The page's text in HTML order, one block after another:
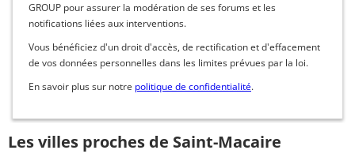
GROUP pour assurer la modération de ses forums et les
notifications liées aux interventions.
Vous bénéficiez d'un droit d'accès, de rectification et d'effacement
de vos données personnelles dans les limites prévues par la loi.
En savoir plus sur notre politique de confidentialité.
Les villes proches de Saint-Macaire